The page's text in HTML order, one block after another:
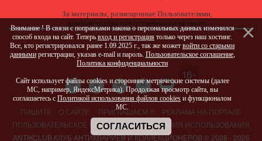
За материалы, размещенные Пользователями,
администрация ответственности не несет.
ПИШИТЕ О САЙТЕ ПРИГЛАШАЕМ !!!
РЕКЛАМА НА ПОРТАЛЕ
ПОЛЬЗОВАТЕЛЬСКОЕ СОГЛАШЕНИЕ
УСЛОВИЯ ИСПОЛЬЗОВАНИЯ
ANTIKCLUB КЛУБ АНТИКВАРИЕВ И КОЛЛЕКЦИОНЕРОВ © 2008 - 2026
Внимание ! В связи с поправками закона о персональных данных изменился
способ входа на сайт. Теперь вход и регистрация только через наш хостинг.
Все, кто регистрировался ранее 1.09.2025 г., так же может войти со старыми
даннымирегистрации, указав e-mail и пароль. Пользовательское соглашение,
Политика конфиденциальности
Сайт использует файлы cookies и сторонние метрические системы (далее
МС, например, ЯндексМетрика). Продолжая просмотр сайта, вы
соглашаетесь с Политикой использования файлов cookies и функционалом
МС.
СОГЛАСИТЬСЯ